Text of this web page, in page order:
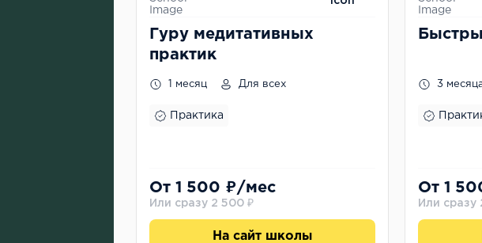
Гуру медитативных
практик
1 месяц Для всех
Практика
От 1 500 ₽/мес
Или сразу 2 500 ₽
На сайт школы
3
От 1
Или сразу